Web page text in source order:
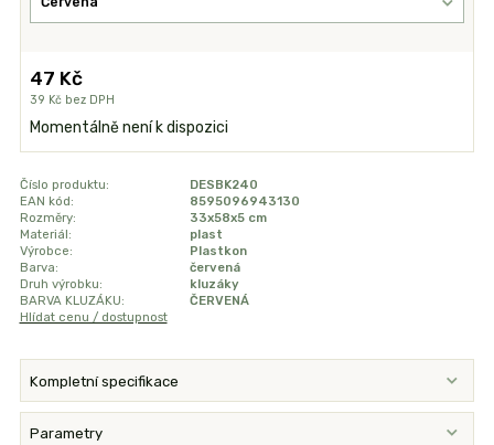
47 Kč
39 Kč bez DPH
Momentálně není k dispozici
Číslo produktu:
DESBK240
EAN kód:
8595096943130
Rozměry:
33x58x5 cm
Materiál:
plast
Výrobce:
Plastkon
Barva:
červená
Druh výrobku:
kluzáky
BARVA KLUZÁKU:
ČERVENÁ
Hlídat cenu / dostupnost
Kompletní specifikace
Parametry